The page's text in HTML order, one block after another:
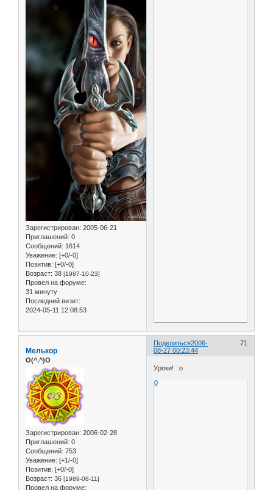
Зарегистрирован: 2005-06-21
Приглашений: 0
Сообщений: 1614
Уважение: [+0/-0]
Позитив: [+0/-0]
Возраст: 38 [1987-10-23]
Провел на форуме:
31 минуту
Последний визит:
2024-05-11 12:08:53
Поделиться 71
2006-
08-27 00:23:44
Мелькор
O(^.^)O
Зарегистрирован: 2006-02-28
Приглашений: 0
Сообщений: 753
Уважение: [+1/-0]
Позитив: [+0/-0]
Возраст: 36 [1989-08-11]
Провел на форуме:
Уроки! :o
0